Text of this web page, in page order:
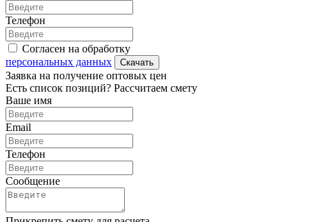
Телефон
Согласен на обработку
персональных данных
Скачать
Заявка на получение оптовых цен
Есть список позиций? Рассчитаем смету
Ваше имя
Email
Телефон
Сообщение